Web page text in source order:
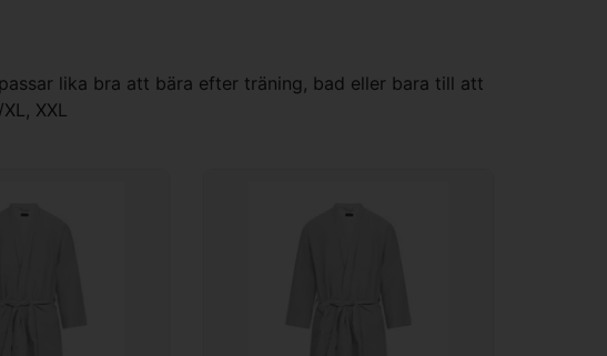
lika bra att bära efter träning, bad eller bara till att
XXL